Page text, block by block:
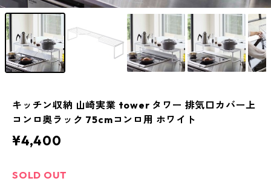
キッチン収納 山崎実業 tower タワー 排気口カバー上
コンロ奥ラック 75cmコンロ用 ホワイト
¥4,400
SOLD OUT